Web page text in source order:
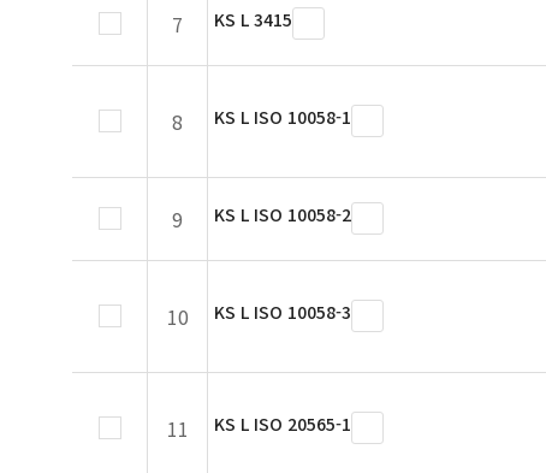
7 KS L 3415
8 KS L ISO 10058-1
9 KS L ISO 10058-2
10 KS L ISO 10058-3
11 KS L ISO 20565-1